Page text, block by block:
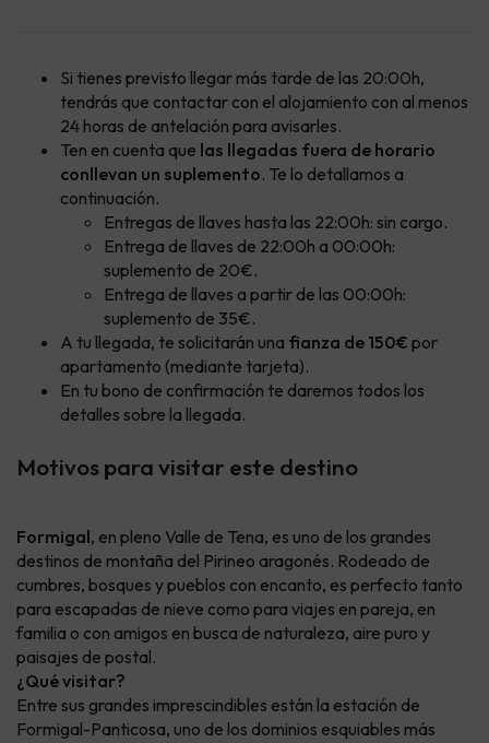
Si tienes previsto llegar más tarde de las 20:00h,
tendrás que contactar con el alojamiento con al menos
24 horas de antelación para avisarles.
Ten en cuenta que las llegadas fuera de horario
conllevan un suplemento. Te lo detallamos a
continuación.
Entregas de llaves hasta las 22:00h: sin cargo.
Entrega de llaves de 22:00h a 00:00h:
suplemento de 20€.
Entrega de llaves a partir de las 00:00h:
suplemento de 35€.
A tu llegada, te solicitarán una fianza de 150€ por
apartamento (mediante tarjeta).
En tu bono de confirmación te daremos todos los
detalles sobre la llegada.
Motivos para visitar este destino
Formigal, en pleno Valle de Tena, es uno de los grandes
destinos de montaña del Pirineo aragonés. Rodeado de
cumbres, bosques y pueblos con encanto, es perfecto tanto
para escapadas de nieve como para viajes en pareja, en
familia o con amigos en busca de naturaleza, aire puro y
paisajes de postal.
¿Qué visitar?
Entre sus grandes imprescindibles están la estación de
Formigal-Panticosa, uno de los dominios esquiables más